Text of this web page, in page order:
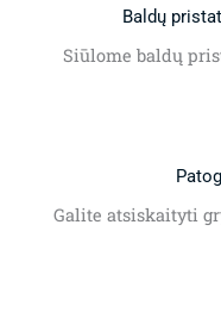
Baldų
Siūlome baldų
Galite atsiskaityti